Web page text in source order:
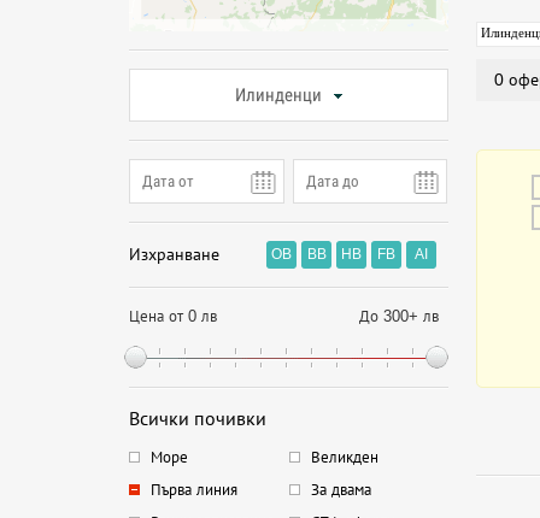
Илинденци
Изхранване OB BB HB FB AI
Цена от 0 лв До 300+ лв
Всички почивки
Море
Великден
Първа линия
За двама
0